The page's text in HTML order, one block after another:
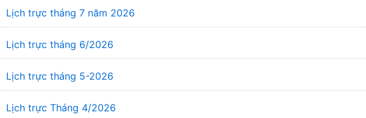
Lịch trực tháng 7 năm 2026
Lịch trực tháng 6/2026
Lịch trực tháng 5-2026
Lịch trực Tháng 4/2026